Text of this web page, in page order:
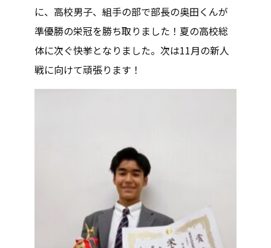
に、高校男子、組手の部で部長の奥田くんが
準優勝の栄冠を勝ち取りました！夏の高校総
体に次ぐ快挙となりました。次は11月の新人
戦に向けて頑張ります！